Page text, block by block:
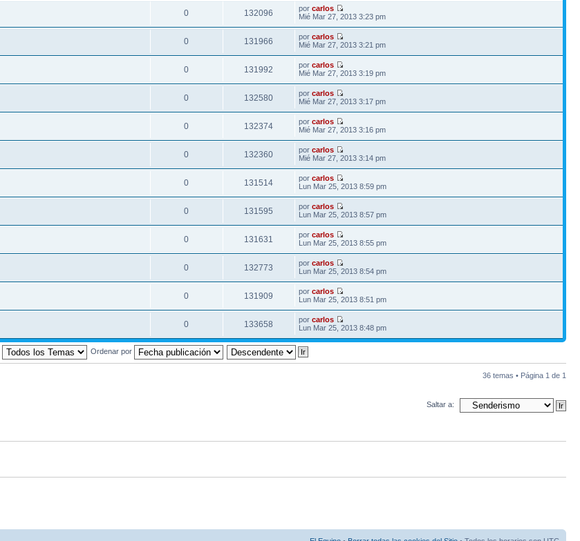
0 132096 porcarlos
Mié Mar 27, 2013 3:23 pm
0 131966 porcarlos
Mié Mar 27, 2013 3:21 pm
0 131992 porcarlos
Mié Mar 27, 2013 3:19 pm
0 132580 porcarlos
Mié Mar 27, 2013 3:17 pm
0 132374 porcarlos
Mié Mar 27, 2013 3:16 pm
0 132360 porcarlos
Mié Mar 27, 2013 3:14 pm
0 131514 porcarlos
Lun Mar 25, 2013 8:59 pm
0 131595 porcarlos
Lun Mar 25, 2013 8:57 pm
0 131631 porcarlos
Lun Mar 25, 2013 8:55 pm
0 132773 porcarlos
Lun Mar 25, 2013 8:54 pm
0 131909 porcarlos
Lun Mar 25, 2013 8:51 pm
0 133658 porcarlos
Lun Mar 25, 2013 8:48 pm
Ordenar por
36 temas • Página 1 de 1
Saltar a: